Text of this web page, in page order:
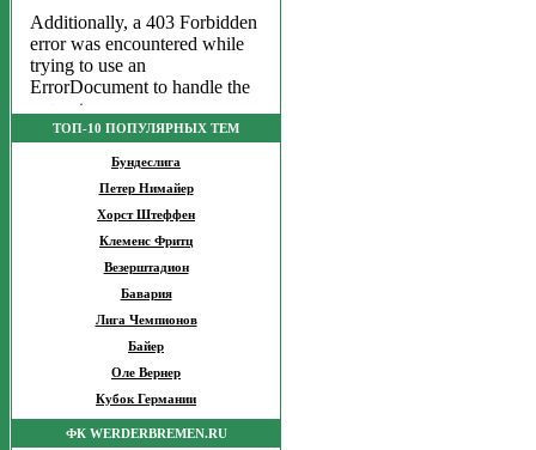
ТОП-10 ПОПУЛЯРНЫХ ТЕМ
Бундеслига
Петер Нимайер
Хорст Штеффен
Клеменс Фритц
Везерштадион
Бавария
Лига Чемпионов
Байер
Оле Вернер
Кубок Германии
ФК WERDERBREMEN.RU